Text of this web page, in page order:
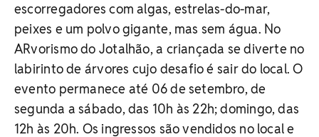
escorregadores com algas, estrelas-do-mar,
peixes e um polvo gigante, mas sem água. No
ARvorismo do Jotalhão, a criançada se diverte no
labirinto de árvores cujo desafio é sair do local. O
evento permanece até 06 de setembro, de
segunda a sábado, das 10h às 22h; domingo, das
12h às 20h. Os ingressos são vendidos no local e